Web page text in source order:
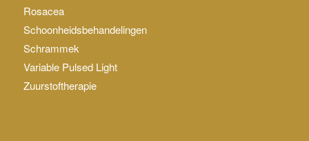
Rosacea
Schoonheidsbehandelingen
Schrammek
Variable Pulsed Light
Zuurstoftherapie